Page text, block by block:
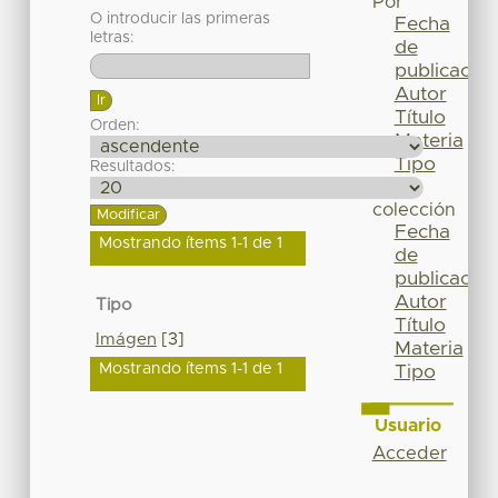
O introducir las primeras
letras:
Orden:
Resultados:
Mostrando ítems 1-1 de 1
Tipo
Imágen [3]
Mostrando ítems 1-1 de 1
Fecha
de
publicación
Autor
Título
Materia
Tipo
colección
Fecha
de
publicación
Autor
Título
Materia
Tipo
Usuario
Acceder